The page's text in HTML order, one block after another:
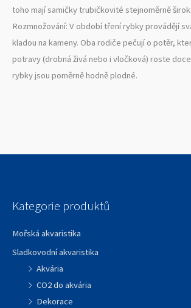
toho mají samičky trubičkovité stejnoměrně
Rozmnožování: V období tření rybky provádějí
kladou na kameny. Oba rodiče pečují o potěr,
potravy (drobná živá nebo i vločková) roste
rybky jsou poměrně hodně plodné.
Kategorie produktů
Mořská akvaristika
Sladkovodní akvaristika
Akvária
CO2 do akvária
Dekorace